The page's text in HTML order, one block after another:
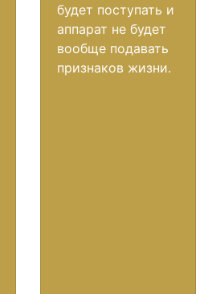
будет поступать и
аппарат не будет
вообще подавать
признаков жизни.